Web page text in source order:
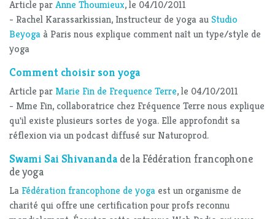
Article parAnne Thoumieux, le 04/10/2011
- Rachel Karassarkissian, Instructeur de yoga au Studio
Beyoga à Paris nous explique comment naît un type/style de
yoga
Comment choisir son yoga
Article par Marie Fin de Frequence Terre, le 04/10/2011
- Mme Fin, collaboratrice chez Fréquence Terre nous explique
qu'il existe plusieurs sortes de yoga. Elle approfondit sa
réflexion via un podcast diffusé sur Naturoprod.
Swami Sai Shivananda de la Fédération francophone
de yoga
La Fédération francophone de yoga est un organisme de
charité qui offre une certification pour profs reconnu